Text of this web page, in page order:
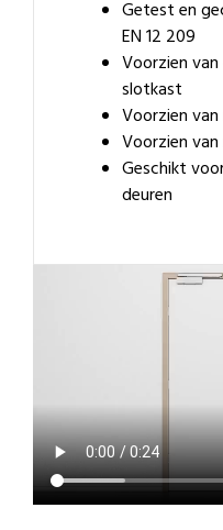
Getest en
EN 12 209
Voorzien
slotkast
Voorzien
Voorzien
Geschikt
deuren